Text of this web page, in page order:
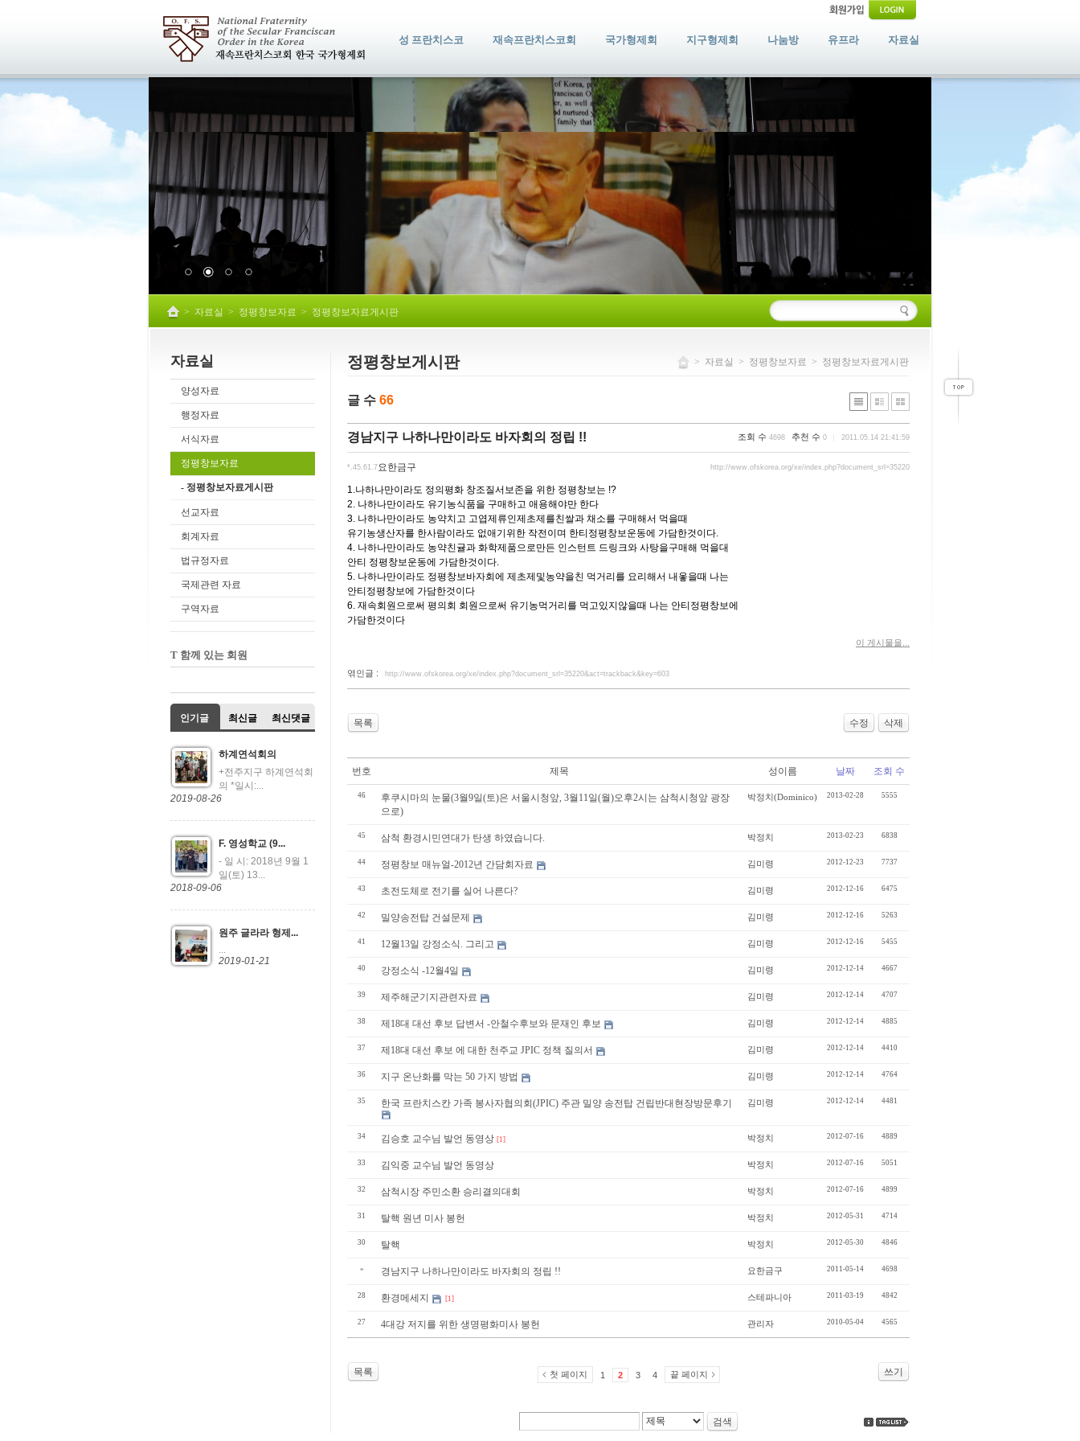
성 프란치스코 재속프란치스코회 국가형제회 지구형제회 나눔방 유프라 자료실
> 자료실 > 정평창보자료 > 정평창보자료게시판
정평창보게시판 > 자료실 > 정평창보자료 > 정평창보자료게시판
글 수 66
경남지구 나하나만이라도 바자회의 정립 !! 조회 수 4698 추천 수 0 2011.05.14 21:41:59
요한금구
*.45.61.7 http://www.ofskorea.org/xe/index.php?document_srl=35220
1.나하나만이라도 정의평화 창조질서보존을 위한 정평창보는 !?
2. 나하나만이라도 유기농식품을 구매하고 애용해야만 한다
3. 나하나만이라도 농약치고 고엽제류인제초제를친쌀과 채소를 구매해서 먹을때
유기농생산자를 한사람이라도 없애기위한 작전이며 한티정평창보운동에 가담한것이다.
4. 나하나만이라도 농약친귤과 화학제품으로만든 인스턴트 드링크와 사탕을구매해 먹을대
안티 정평창보운동에 가담한것이다.
5. 나하나만이라도 정평창보바자회에 제초제및농약을친 먹거리를 요리해서 내옿을때 나는
안티정평창보에 가담한것이다
6. 재속회원으로써 평의회 회원으로써 유기농먹거리를 먹고있지않을때 나는 안티정평창보에
가담한것이다
이 게시물을...
엮인글 : http://www.ofskorea.org/xe/index.php?document_srl=35220&act=trackback&key=603
목록 수정 삭제
번호 제목 성이름 날짜 조회 수
46
후쿠시마의 눈물(3월9일(토)은 서울시청앞, 3월11일(월)오후2시는 삼척시청앞 광장
으로)
박정치(Dominico) 2013-02-28 5555
45 삼척 환경시민연대가 탄생 하였습니다. 박정치 2013-02-23 6838
44 정평창보 매뉴얼-2012년 간담회자료 김미령 2012-12-23 7737
43 초전도체로 전기를 실어 나른다? 김미령 2012-12-16 6475
42 밀양송전탑 건설문제 김미령 2012-12-16 5263
41 12월13일 강정소식. 그리고 김미령 2012-12-16 5455
40 강정소식 -12월4일 김미령 2012-12-14 4667
39 제주해군기지관련자료 김미령 2012-12-14 4707
38 제18대 대선 후보 답변서 -안철수후보와 문재인 후보 김미령 2012-12-14 4885
37 제18대 대선 후보 에 대한 천주교 JPIC 정책 질의서 김미령 2012-12-14 4410
36 지구 온난화를 막는 50 가지 방법 김미령 2012-12-14 4764
35 한국 프란치스칸 가족 봉사자협의회(JPIC) 주관 밀양 송전탑 건립반대현장방문후기 김미령 2012-12-14 4481
34 김승호 교수님 발언 동영상 [1] 박정치 2012-07-16 4889
33 김익중 교수님 발언 동영상 박정치 2012-07-16 5051
32 삼척시장 주민소환 승리결의대회 박정치 2012-07-16 4899
31 탈핵 원년 미사 봉헌 박정치 2012-05-31 4714
30 탈핵 박정치 2012-05-30 4846
» 경남지구 나하나만이라도 바자회의 정립 !! 요한금구 2011-05-14 4698
28 환경메세지 [1] 스테파니아 2011-03-19 4842
27 4대강 저지를 위한 생명평화미사 봉헌 관리자 2010-05-04 4565
목록 쓰기
첫 페이지 1 2 3 4 끝 페이지
검색
자료실
양성자료
행정자료
서식자료
정평창보자료
- 정평창보자료게시판
선교자료
회계자료
법규정자료
국제관련 자료
구역자료
T 함께 있는 회원
인기글 최신글 최신댓글
하계연석회의
+전주지구 하계연석회
의 *일시:...
2019-08-26
F. 영성학교 (9...
- 일 시: 2018년 9월 1
일(토) 13...
2018-09-06
원주 글라라 형제...
...
2019-01-21